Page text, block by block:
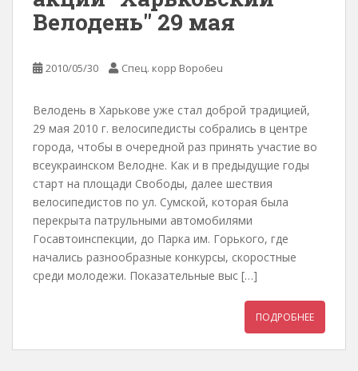
Велодень" 29 мая
2010/05/30 Спец. корр Bopo6eu
Велодень в Харькове уже стал доброй традицией,
29 мая 2010 г. велосипедисты собрались в центре
города, чтобы в очередной раз принять участие во
всеукраинском Велодне. Как и в предыдущие годы
старт на площади Свободы, далее шествия
велосипедистов по ул. Сумской, которая была
перекрыта патрульными автомобилями
Госавтоинспекции, до Парка им. Горького, где
начались разнообразные конкурсы, скоростные
среди молодежи. Показательные выс […]
ПОДРОБНЕЕ